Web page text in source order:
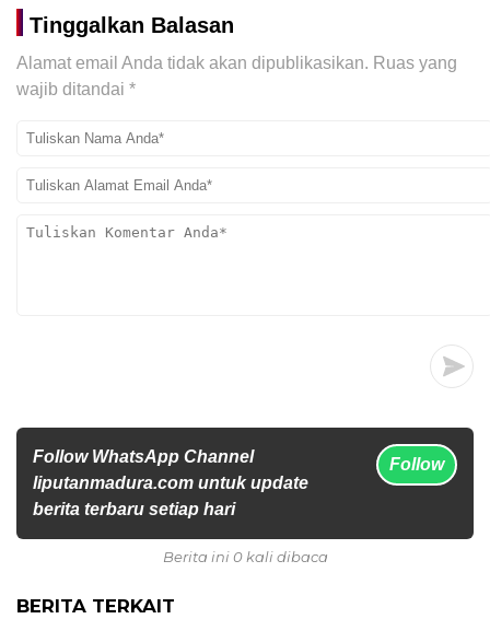
Tinggalkan Balasan
Alamat email Anda tidak akan dipublikasikan. Ruas yang
wajib ditandai *
Follow WhatsApp Channel
liputanmadura.com untuk update
berita terbaru setiap hari
Follow
Berita ini 0 kali dibaca
BERITA TERKAIT